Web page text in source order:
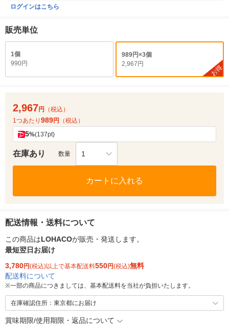
ログインはこちら
販売単位
1個
990円
989円×3個
2,967円
お得
2,967円
（税込）
1つあたり 989円 （税込）
5%(137pt)
在庫あり 数量 1
カートに入れる
配送情報・送料について
この商品はLOHACOが販売・発送します。
最短翌日お届け
3,780円(税込)以上で基本配送料550円(税込)無料
配送料について
※一部の商品につきましては、基本配送料を当社が負担いたします。
在庫確認住所：東京都にお届け
賞味期限/使用期限・返品について